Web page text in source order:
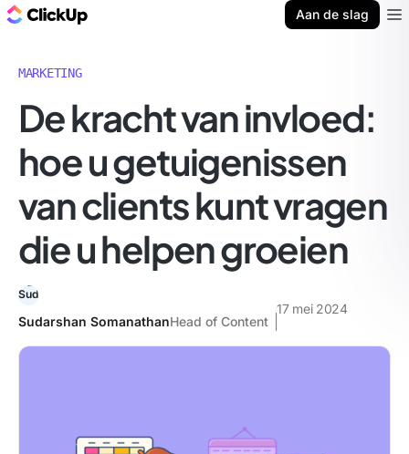
Aan de slag
MARKETING
De kracht van invloed:
hoe u getuigenissen
van clients kunt vragen
die u helpen groeien
Sudarshan SomanathanHead of Content
17 mei 2024